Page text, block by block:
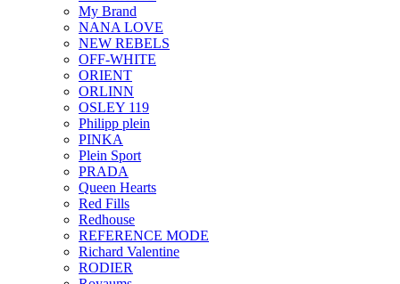
My Brand
NANA LOVE
NEW REBELS
OFF-WHITE
ORIENT
ORLINN
OSLEY 119
Philipp plein
PINKA
Plein Sport
PRADA
Queen Hearts
Red Fills
Redhouse
REFERENCE MODE
Richard Valentine
RODIER